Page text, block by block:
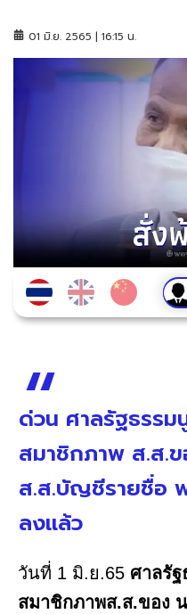
01 มิ.ย. 2565 | 16:15 น.
ด่วน ศาลรัฐธรร
สมาชิกภาพ ส.ส.
ส.ส.บัญชีรายชื่อ
ลงแล้ว
วันที่ 1 มิ.ย.65 ศาลรั
สมาชิกภาพส.ส.ของ